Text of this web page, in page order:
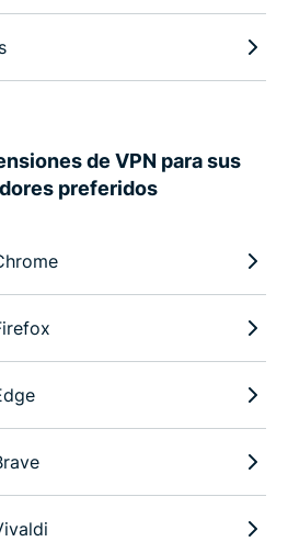
de VPN para sus
preferidos